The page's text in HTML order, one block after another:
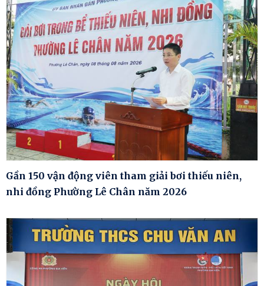
Gần 150 vận động viên tham giải bơi thiếu niên,
nhi đồng Phường Lê Chân năm 2026